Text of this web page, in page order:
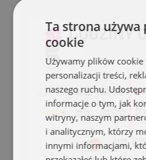
Ta strona używa
cookie
Używamy plików cookie
personalizacji treści,
naszego ruchu.
informacje o tym, jak
witryny, naszym
i analitycznym, którzy
innymi informacjami,